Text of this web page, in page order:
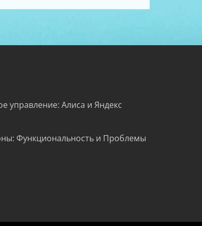
управление: Алиса и Яндекс
Функциональность и Проблемы